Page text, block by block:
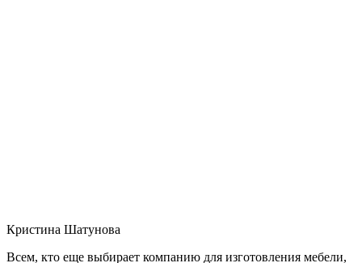
Кристина Шатунова
Всем, кто еще выбирает компанию для изготовления мебели,